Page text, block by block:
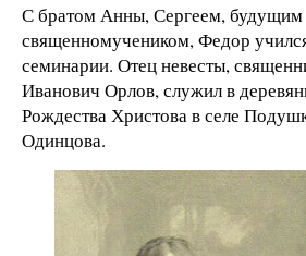
С братом Анны, Сергеем, будущим
священномучеником, Федор
семинарии. Отец невесты,
Иванович Орлов, служил в
Рождества Христова в селе
Одинцова.